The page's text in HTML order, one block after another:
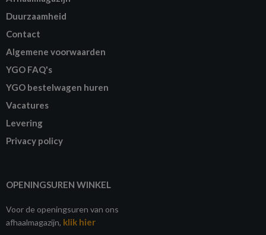
Duurzaamheid
Contact
Algemene voorwaarden
YGO FAQ's
YGO bestelwagen huren
Vacatures
Levering
Privacy policy
OPENINGSUREN WINKEL
Voor de openingsuren van ons
afhaalmagazijn, klik hier